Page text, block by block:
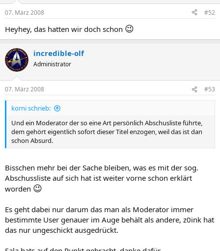
07. März 2008 #52
Heyhey, das hatten wir doch schon 😉
incredible-olf
Administrator
07. März 2008 #53
korni schrieb:
Und ein Moderator der so eine Art persönlich Abschusliste führte,
dem gehört eigentlich sofort dieser Titel enzogen, weil das ist dan
schon Absurd.
Bisschen mehr bei der Sache bleiben, was es mit der sog.
Abschussliste auf sich hat ist weiter vorne schon erklärt
worden 😉
Es geht dabei nur darum das man als Moderator immer
bestimmte User genauer im Auge behält als andere, z0ink hat
das nur ungeschickt ausgedrückt.